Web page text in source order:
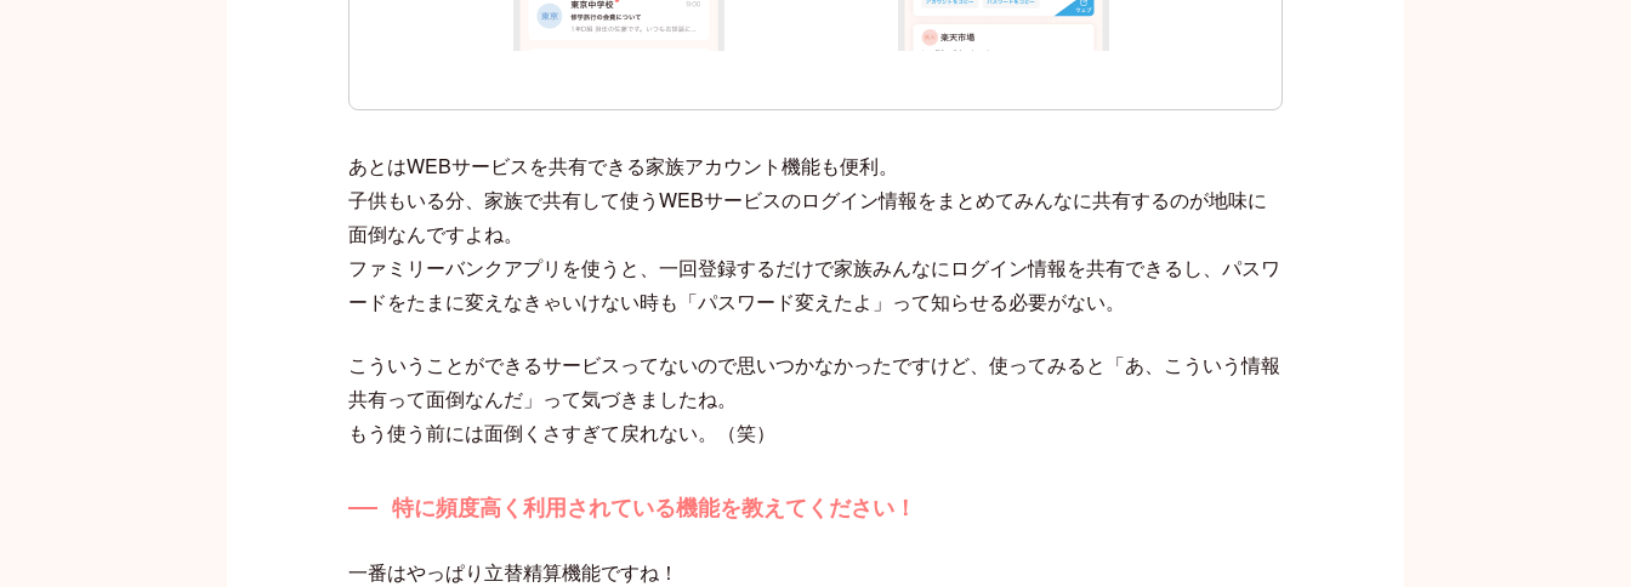
あとはWEBサービスを共有できる家族アカウント機能も便利。
子供もいる分、家族で共有して使うWEBサービスのログイン情報をまとめてみんなに共有するのが地味に
面倒なんですよね。
ファミリーバンクアプリを使うと、一回登録するだけで家族みんなにログイン情報を共有できるし、パスワ
ードをたまに変えなきゃいけない時も「パスワード変えたよ」って知らせる必要がない。
こういうことができるサービスってないので思いつかなかったですけど、使ってみると「あ、こういう情報
共有って面倒なんだ」って気づきましたね。
もう使う前には面倒くさすぎて戻れない。（笑）
特に頻度高く利用されている機能を教えてください！
一番はやっぱり立替精算機能ですね！